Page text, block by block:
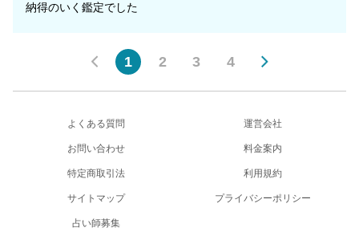
納得のいく鑑定でした
1 2 3 4
よくある質問
運営会社
お問い合わせ
料金案内
特定商取引法
利用規約
サイトマップ
プライバシーポリシー
占い師募集